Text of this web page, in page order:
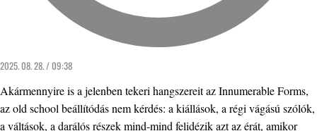
2025. 08. 28. / 09:38
Akármennyire is a jelenben tekeri hangszereit az Innumerable Forms,
az old school beállítódás nem kérdés: a kiállások, a régi vágású szólók,
a váltások, a darálós részek mind-mind felidézik azt az érát, amikor